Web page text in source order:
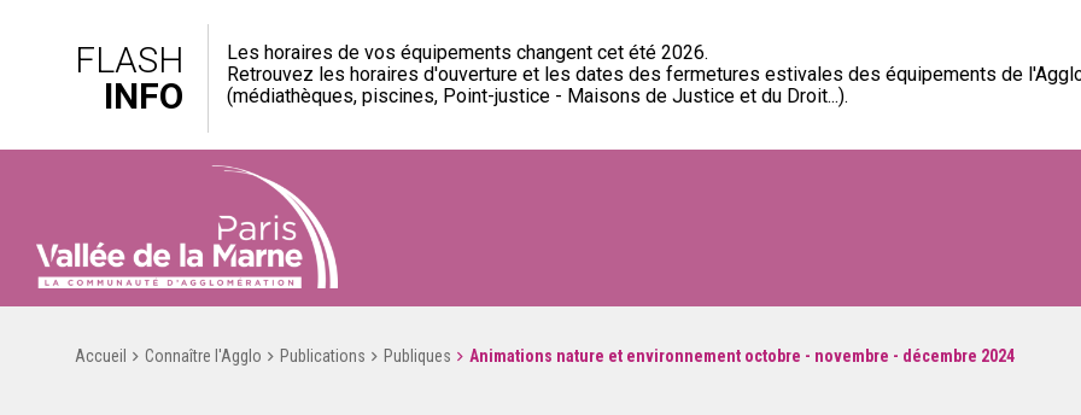
FLASH
INFO
Les horaires de vos équipements changent cet été 2026.
Retrouvez les horaires d'ouverture et les dates des fermetures estivales des équipements de
(médiathèques, piscines, Point-justice - Maisons de Justice et du Droit...).
Accueil Connaître l'Agglo Publications Publiques Animations nature et environnement octobre - novembre - décembre 2024